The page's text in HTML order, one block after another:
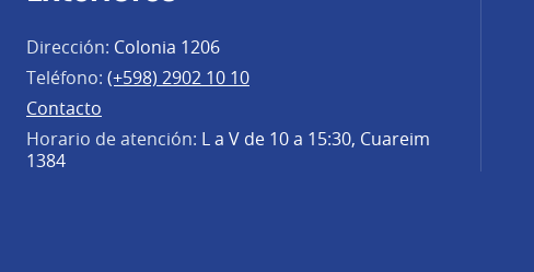
Dirección: Colonia 1206
Teléfono: (+598) 2902 10 10
Contacto
Horario de atención: L a V de 10 a 15:30, Cuareim
1384